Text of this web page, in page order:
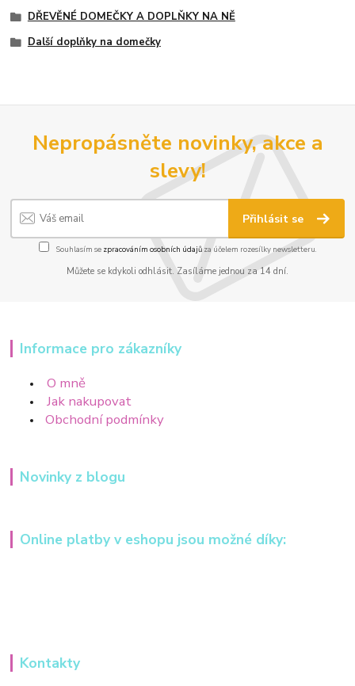
DŘEVĚNÉ DOMEČKY A DOPLŇKY NA NĚ
Další doplňky na domečky
Nepropásněte novinky, akce a
slevy!
Přihlásit se
Souhlasím se zpracováním osobních údajůza účelem rozesílky newsletteru.
Můžete se kdykoli odhlásit. Zasíláme jednou za 14 dní.
Informace pro zákazníky
O mně
Jak nakupovat
Obchodní podmínky
Novinky z blogu
Online platby v eshopu jsou možné díky:
Kontakty